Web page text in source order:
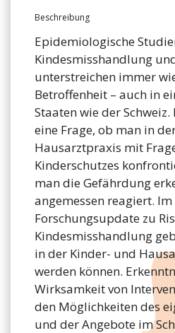
Beschreibung
Epidemiologische
Kindesmisshandlung
unterstreichen immer
Betroffenheit – auch in
Staaten wie der
eine Frage, ob man in
Hausarztpraxis mit
Kinderschutzes
man die Gefährdung
angemessen reagiert.
Forschungsupdate zu
Kindesmisshandlung
in der Kinder- und
werden können.
Wirksamkeit von
den Möglichkeiten des
und der Angebote im